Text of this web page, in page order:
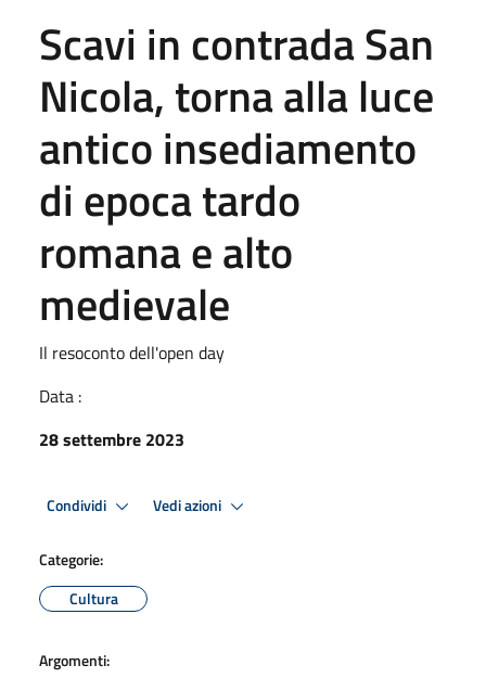
Scavi in contrada San
Nicola, torna alla luce
antico insediamento
di epoca tardo
romana e alto
medievale
Il resoconto dell'open day
Data :
28 settembre 2023
Condividi Vedi azioni
Categorie:
Cultura
Argomenti: